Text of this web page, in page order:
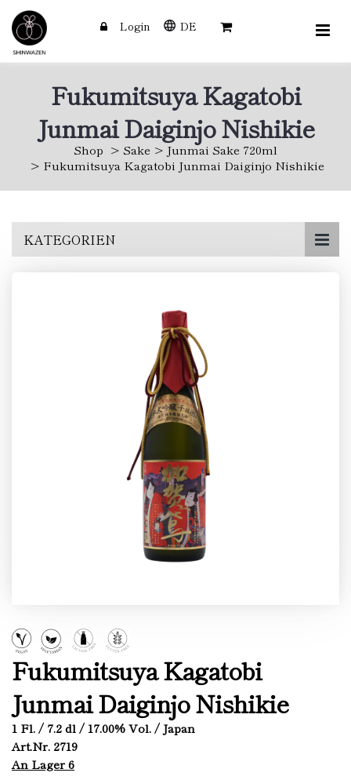
Login DE
Fukumitsuya Kagatobi
Junmai Daiginjo Nishikie
Shop Sake
Junmai Sake 720ml
Fukumitsuya Kagatobi Junmai Daiginjo Nishikie
KATEGORIEN
Fukumitsuya Kagatobi
Junmai Daiginjo Nishikie
1 Fl. / 7.2 dl / 17.00% Vol. / Japan
Art.Nr. 2719
An Lager 6